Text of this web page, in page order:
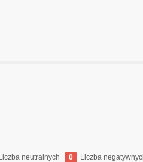
Liczba neutralnych 0 Liczba